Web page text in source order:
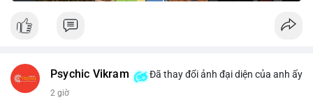
Psychic Vikram Đã thay đổi ảnh đại diện của anh ấy
2 giờ